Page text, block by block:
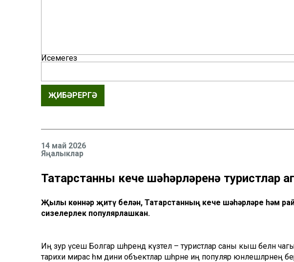
Исемегез
ҖИБӘРЕРГӘ
14 май 2026
Яңалыклар
Татарстанның кече шәһәрләренә туристлар
Җылы көннәр җитү белән, Татарстанның кече шәһәрләре һәм
сизелерлек популярлашкан.
Иң зур үсеш Болгар шәһәрендә күзәтелә – туристлар саны кыш белән
тарихи мирас һәм дини объектлар шәһәрне иң популяр юнәлешләрнең